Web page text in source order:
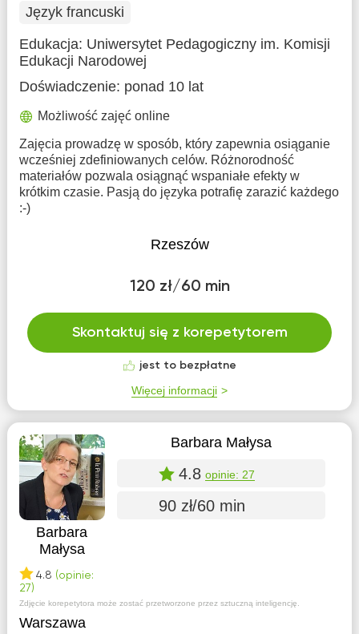
Język francuski
Edukacja: Uniwersytet Pedagogiczny im. Komisji
Edukacji Narodowej
Doświadczenie: ponad 10 lat
Możliwość zajęć online
Zajęcia prowadzę w sposób, który zapewnia osiąganie
wcześniej zdefiniowanych celów. Różnorodność
materiałów pozwala osiągnąć wspaniałe efekty w
krótkim czasie. Pasją do języka potrafię zarazić każdego
:-)
Rzeszów
120 zł/60 min
Skontaktuj się z korepetytorem
jest to bezpłatne
Więcej informacji
Barbara
Małysa
4.8 (opinie:
27)
Barbara Małysa
4.8 opinie: 27
90 zł/60 min
Zdjęcie korepetytora może zostać przetworzone przez sztuczną inteligencję.
Warszawa